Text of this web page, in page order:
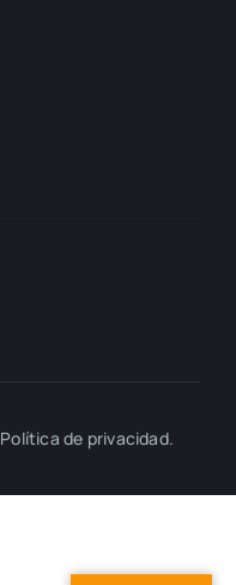
Política de privacidad.